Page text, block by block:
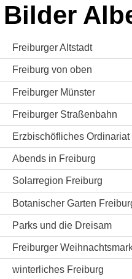
Bilder
Freiburger Altstadt
Freiburg von oben
Freiburger Münster
Freiburger Straßenbahn
Erzbischöfliches Ordinariat
Abends in Freiburg
Solarregion Freiburg
Botanischer Garten
Parks und die Dreisam
Freiburger
winterliches Freiburg